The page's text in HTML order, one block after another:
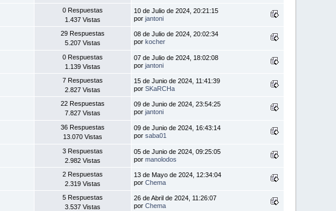
0 Respuestas
1.437 Vistas
10 de Julio de 2024, 20:21:15
porjantoni
29 Respuestas
5.207 Vistas
08 de Julio de 2024, 20:02:34
porkocher
0 Respuestas
1.139 Vistas
07 de Julio de 2024, 18:02:08
porjantoni
7 Respuestas
2.827 Vistas
15 de Junio de 2024, 11:41:39
porSKaRCHa
22 Respuestas
7.827 Vistas
09 de Junio de 2024, 23:54:25
porjantoni
36 Respuestas
13.070 Vistas
09 de Junio de 2024, 16:43:14
porsaba01
3 Respuestas
2.982 Vistas
05 de Junio de 2024, 09:25:05
pormanolodos
2 Respuestas
2.319 Vistas
13 de Mayo de 2024, 12:34:04
porChema
5 Respuestas
3.537 Vistas
26 de Abril de 2024, 11:26:07
porChema